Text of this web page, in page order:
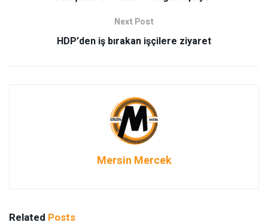
Next Post
HDP’den iş bırakan işçilere ziyaret
Mersin Mercek
Related Posts